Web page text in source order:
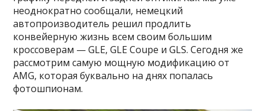
неоднократно сообщали, немецкий
автопроизводитель решил продлить
конвейерную жизнь всем своим большим
кроссоверам — GLE, GLE Coupe и GLS. Сегодня же
рассмотрим самую мощную модификацию от
AMG, которая буквально на днях попалась
фотошпионам.